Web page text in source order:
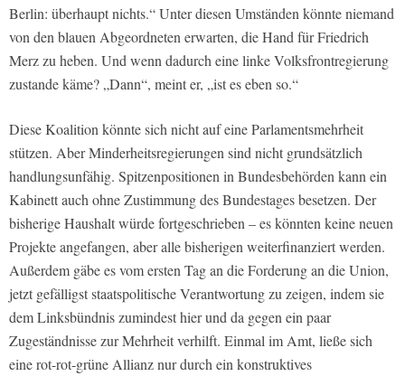
Berlin: überhaupt nichts.“ Unter diesen Umständen könnte niemand
von den blauen Abgeordneten erwarten, die Hand für Friedrich
Merz zu heben. Und wenn dadurch eine linke Volksfrontregierung
zustande käme? „Dann“, meint er, „ist es eben so.“
Diese Koalition könnte sich nicht auf eine Parlamentsmehrheit
stützen. Aber Minderheitsregierungen sind nicht grundsätzlich
handlungsunfähig. Spitzenpositionen in Bundesbehörden kann ein
Kabinett auch ohne Zustimmung des Bundestages besetzen. Der
bisherige Haushalt würde fortgeschrieben – es könnten keine neuen
Projekte angefangen, aber alle bisherigen weiterfinanziert werden.
Außerdem gäbe es vom ersten Tag an die Forderung an die Union,
jetzt gefälligst staatspolitische Verantwortung zu zeigen, indem sie
dem Linksbündnis zumindest hier und da gegen ein paar
Zugeständnisse zur Mehrheit verhilft. Einmal im Amt, ließe sich
eine rot-rot-grüne Allianz nur durch ein konstruktives